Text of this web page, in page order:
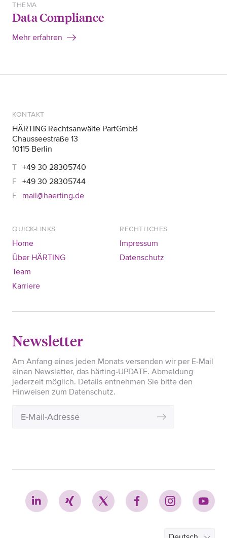
THEMA
Data Compliance
Mehr erfahren
KONTAKT
HÄRTING Rechtsanwälte PartGmbB
Chausseestraße 13
10115 Berlin
+49 30 28305740
+49 30 28305744
mail@haerting.de
QUICK-LINKS
Home
Über HÄRTING
Team
Karriere
RECHTLICHES
Impressum
Datenschutz
Newsletter
Am Anfang eines jeden Monats versenden wir per E-Mail
einen Newsletter, das härting-UPDATE. Abmeldung
jederzeit möglich. Details entnehmen Sie bitte den
Hinweisen zum Datenschutz.